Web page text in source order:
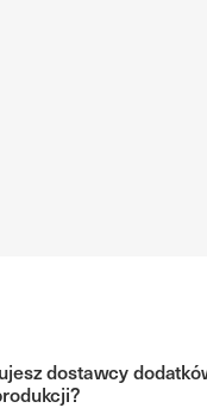
dostawcy